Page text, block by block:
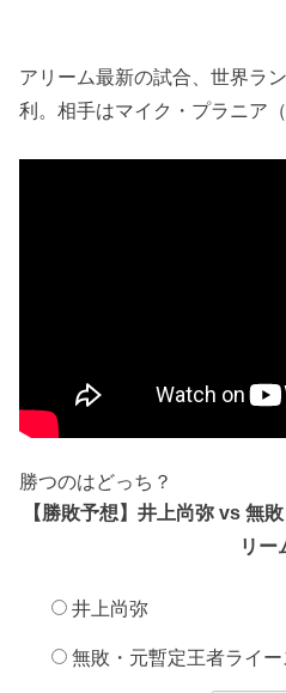
アリーム最新の試合、世界ラ
利。相手はマイク・プラニア
勝つのはどっち？
【勝敗予想】井上尚弥 vs 無
リー
井上尚弥
無敗・元暫定王者ライ